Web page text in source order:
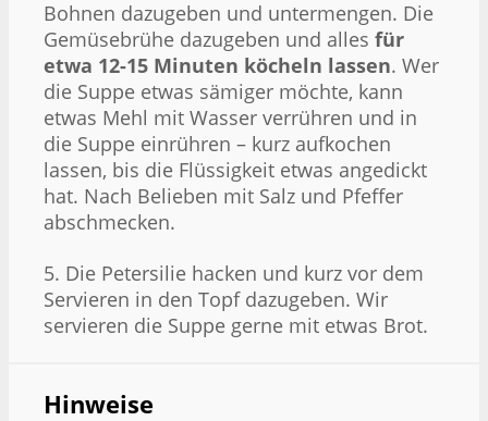
Bohnen dazugeben und untermengen. Die
Gemüsebrühe dazugeben und alles für
etwa 12-15 Minuten köcheln lassen. Wer
die Suppe etwas sämiger möchte, kann
etwas Mehl mit Wasser verrühren und in
die Suppe einrühren – kurz aufkochen
lassen, bis die Flüssigkeit etwas angedickt
hat. Nach Belieben mit Salz und Pfeffer
abschmecken.
5. Die Petersilie hacken und kurz vor dem
Servieren in den Topf dazugeben. Wir
servieren die Suppe gerne mit etwas Brot.
Hinweise